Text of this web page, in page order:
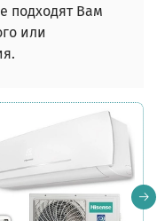
подходят Вам
или